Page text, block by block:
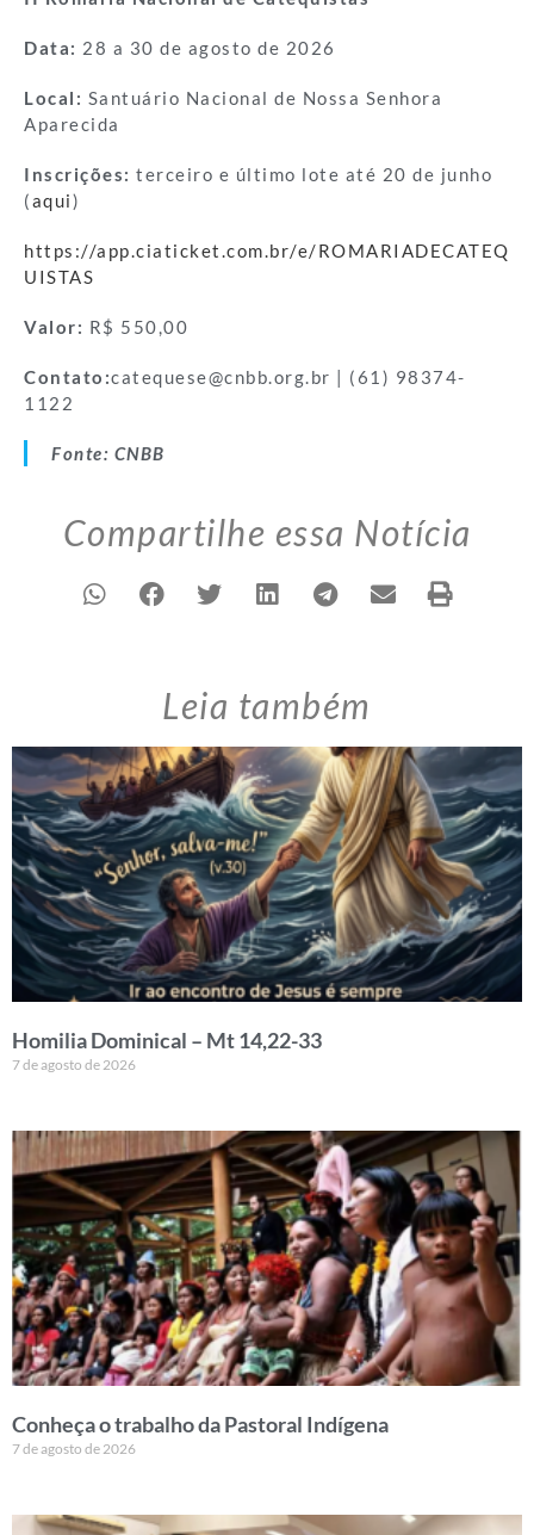
Data: 28 a 30 de agosto de 2026
Local: Santuário Nacional de Nossa Senhora
Aparecida
Inscrições: terceiro e último lote até 20 de junho
(aqui)
https://app.ciaticket.com.br/e/ROMARIADECATEQ
UISTAS
Valor: R$ 550,00
Contato:catequese@cnbb.org.br | (61) 98374-
1122
Fonte: CNBB
Compartilhe essa Notícia
Leia também
Homilia Dominical – Mt 14,22-33
7 de agosto de 2026
Conheça o trabalho da Pastoral Indígena
7 de agosto de 2026